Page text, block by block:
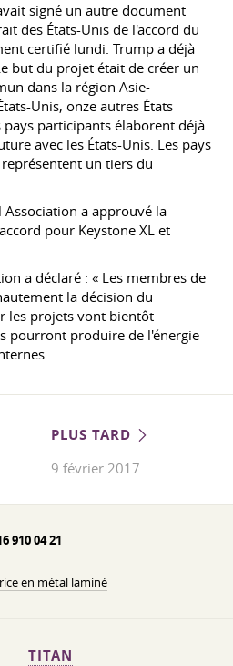
signé un autre document
des États-Unis de l'accord du
certifié lundi. Trump a déjà
but du projet était de créer un
dans la région Asie-
Unis, onze autres États
pays participants élaborent déjà
avec les États-Unis. Les pays
un tiers du
Association a approuvé la
pour Keystone XL et
a déclaré : « Les membres de
la décision du
les projets vont bientôt
pourront produire de l'énergie
PLUS TARD
9 février 2017
910 04 21
en métal laminé
TITAN